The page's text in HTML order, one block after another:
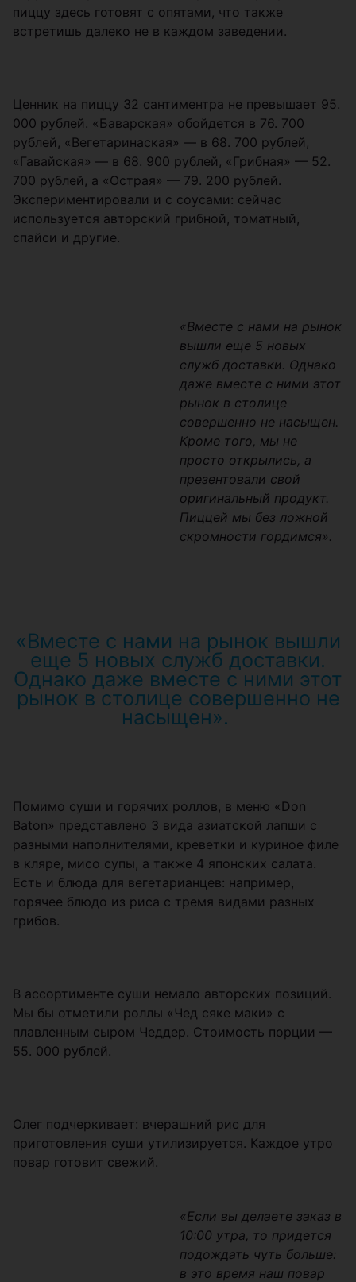
пиццу здесь готовят с опятами, что также
встретишь далеко не в каждом заведении.
Ценник на пиццу 32 сантиментра не превышает 95.
000 рублей. «Баварская» обойдется в 76. 700
рублей, «Вегетаринаская» — в 68. 700 рублей,
«Гавайская» — в 68. 900 рублей, «Грибная» — 52.
700 рублей, а «Острая» — 79. 200 рублей.
Экспериментировали и с соусами: сейчас
используется авторский грибной, томатный,
спайси и другие.
«Вместе с нами на рынок
вышли еще 5 новых
служб доставки. Однако
даже вместе с ними этот
рынок в столице
совершенно не насыщен.
Кроме того, мы не
просто открылись, а
презентовали свой
оригинальный продукт.
Пиццей мы без ложной
скромности гордимся».
«Вместе с нами на рынок вышли
еще 5 новых служб доставки.
Однако даже вместе с ними этот
рынок в столице совершенно не
насыщен».
Помимо суши и горячих роллов, в меню «Don
Baton» представлено 3 вида азиатской лапши с
разными наполнителями, креветки и куриное филе
в кляре, мисо супы, а также 4 японских салата.
Есть и блюда для вегетарианцев: например,
горячее блюдо из риса с тремя видами разных
грибов.
В ассортименте суши немало авторских позиций.
Мы бы отметили роллы «Чед сяке маки» с
плавленным сыром Чеддер. Стоимость порции —
55. 000 рублей.
Олег подчеркивает: вчерашний рис для
приготовления суши утилизируется. Каждое утро
повар готовит свежий.
«Если вы делаете заказ в
10:00 утра, то придется
подождать чуть больше:
в это время наш повар